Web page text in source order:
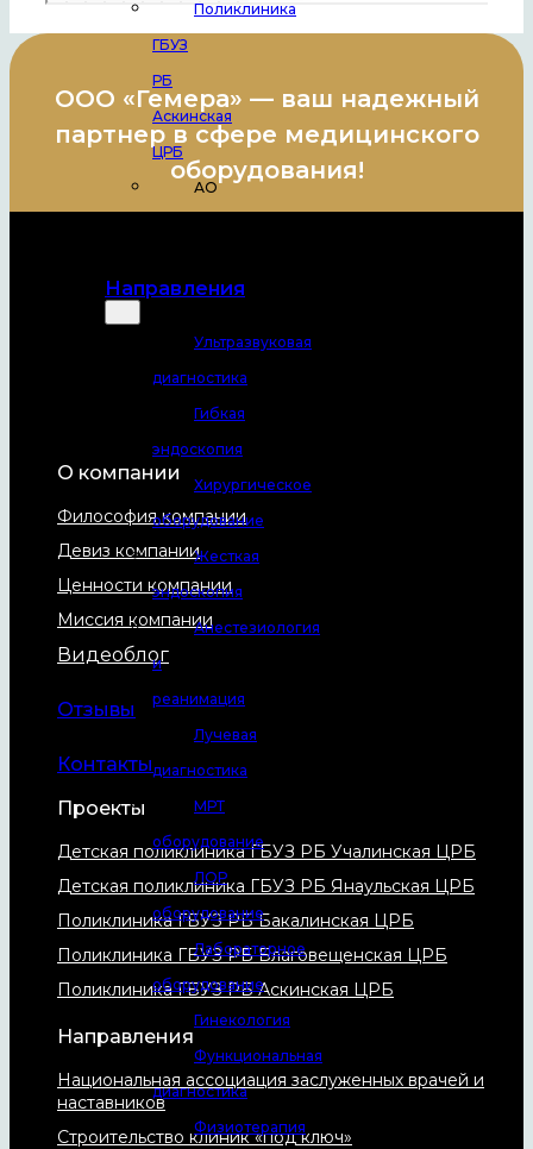
Поликлиника
ГБУЗ
РБ
Аскинская
ЦРБ
АО
Направления
Ультразвуковая
диагностика
Гибкая
эндоскопия
Хирургическое
оборудование
Жесткая
эндоскопия
Анестезиология
и
реанимация
Лучевая
диагностика
МРТ
оборудование
ЛОР
оборудование
Лабораторное
оборудование
Гинекология
Функциональная
диагностика
Физиотерапия
ООО «Гемера» — ваш надежный
партнер в сфере медицинского
оборудования!
О компании
Философия компании
Девиз компании
Ценности компании
Миссия компании
Видеоблог
Отзывы
Контакты
Проекты
Детская поликлиника ГБУЗ РБ Учалинская ЦРБ
Детская поликлиника ГБУЗ РБ Янаульская ЦРБ
Поликлиника ГБУЗ РБ Бакалинская ЦРБ
Поликлиника ГБУЗ РБ Благовещенская ЦРБ
Поликлиника ГБУЗ РБ Аскинская ЦРБ
Направления
Национальная ассоциация заслуженных врачей и
наставников
Строительство клиник «под ключ»